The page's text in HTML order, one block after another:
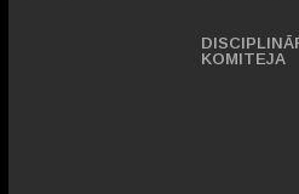
KOMITEJA